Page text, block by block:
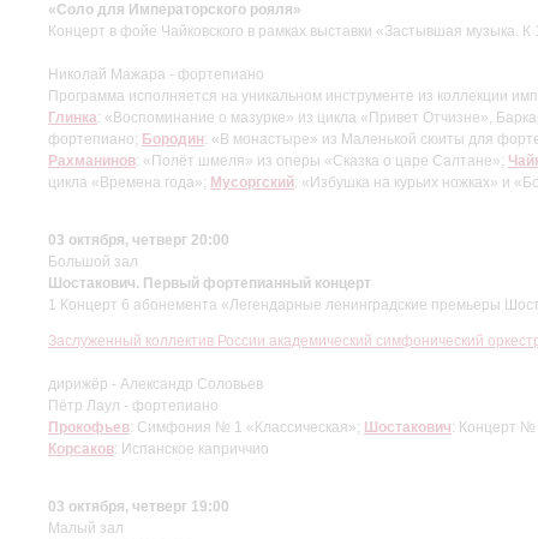
«Соло для Императорского рояля»
Концерт в фойе Чайковского в рамках выставки «Застывшая музыка.
Николай Мажара - фортепиано
Программа исполняется на уникальном инструменте из коллекции
Глинка: «Воспоминание о мазурке» из цикла «Привет Отчизне»,
фортепиано; Бородин: «В монастыре» из Маленькой сюиты для
Рахманинов: «Полёт шмеля» из оперы «Сказка о царе Салтане»;
цикла «Времена года»; Мусоргский: «Избушка на курьих ножках» и
03 октября, четверг 20:00
Большой зал
Шостакович. Первый фортепианный концерт
1 Концерт 6 абонемента «Легендарные ленинградские премьеры
Заслуженный коллектив России академический симфонический
дирижёр - Александр Соловьев
Пётр Лаул - фортепиано
Прокофьев: Симфония № 1 «Классическая»; Шостакович: Концерт №
Корсаков: Испанское каприччио
03 октября, четверг 19:00
Малый зал